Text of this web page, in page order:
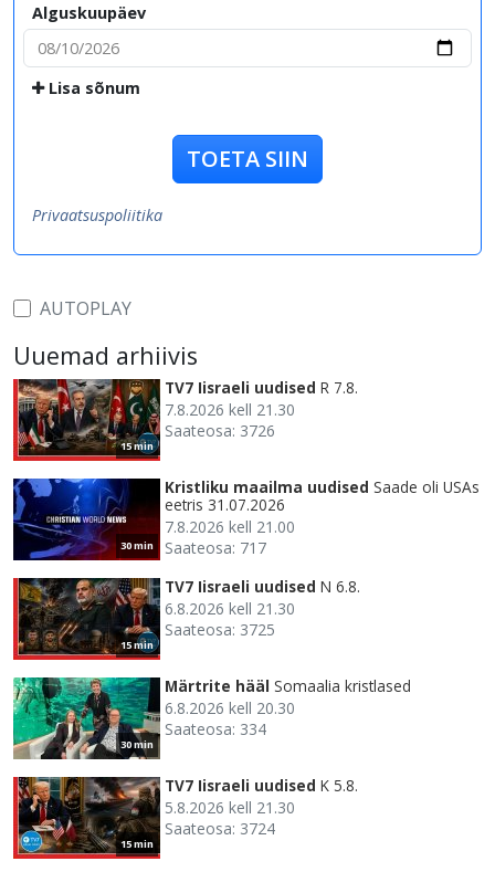
Alguskuupäev
Lisa sõnum
TOETA SIIN
Privaatsuspoliitika
AUTOPLAY
Uuemad arhiivis
15 min
TV7 Iisraeli uudised R 7.8.
7.8.2026 kell 21.30
Saateosa: 3726
30 min
Kristliku maailma uudised Saade oli USAs
eetris 31.07.2026
7.8.2026 kell 21.00
Saateosa: 717
15 min
TV7 Iisraeli uudised N 6.8.
6.8.2026 kell 21.30
Saateosa: 3725
30 min
Märtrite hääl Somaalia kristlased
6.8.2026 kell 20.30
Saateosa: 334
15 min
TV7 Iisraeli uudised K 5.8.
5.8.2026 kell 21.30
Saateosa: 3724